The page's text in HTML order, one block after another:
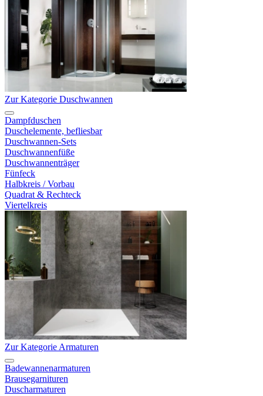
Zur Kategorie Duschwannen
Dampfduschen
Duschelemente, befliesbar
Duschwannen-Sets
Duschwannenfüße
Duschwannenträger
Fünfeck
Halbkreis / Vorbau
Quadrat & Rechteck
Viertelkreis
Zur Kategorie Armaturen
Badewannenarmaturen
Brausegarnituren
Duscharmaturen